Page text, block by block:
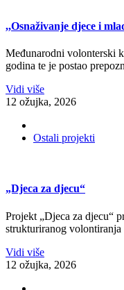
,,Osnaživanje djece i
Međunarodni volonterski
godina te je postao
Vidi više
12 ožujka, 2026
Ostali projekti
„Djeca za djecu“
Projekt „Djeca za djecu“
strukturiranog volontiranja
Vidi više
12 ožujka, 2026